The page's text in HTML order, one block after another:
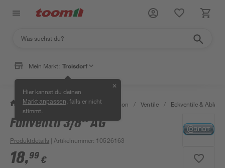
Mein Markt: Troisdorf
Hier kannst du deinen
Markt anpassen , falls er nicht
stimmt.
✕
/ Bad & Sanitär / Sanitärinstallation / Ventile / Eckventile &
Füllventil 3/8" AG
Produktdetails | Artikelnummer: 10526163
18,99 €